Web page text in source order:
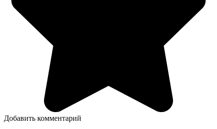
Добавить комментарий